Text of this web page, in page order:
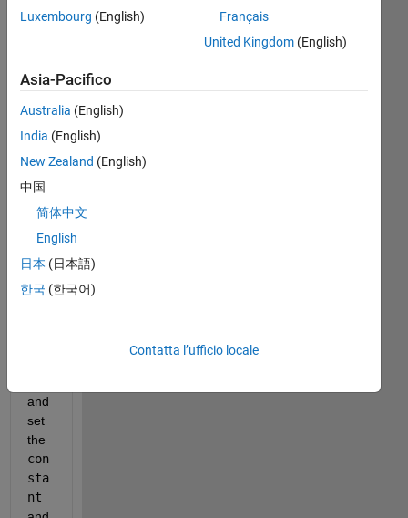
I
wo
uld
like
for
clar
on
ho
and
set
con
sta
Luxembourg (English)
Français
United Kingdom(English)
Asia-Pacifico
Australia (English)
India (English)
New Zealand (English)
中国
简体中文
English
日本 (日本語)
한국 (한국어)
Contatta l’ufficio locale